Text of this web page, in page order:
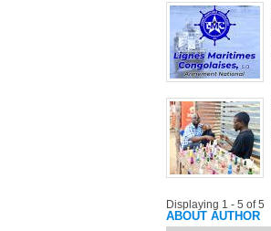
Displaying 1 - 5 of 5
ABOUT AUTHOR